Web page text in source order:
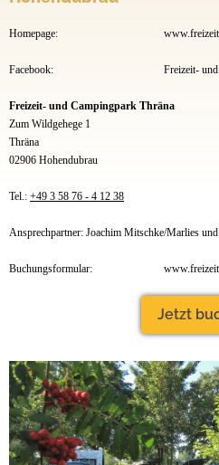
Homepage:
Facebook: Freizeit-
Freizeit- und Campingpark Thräna
Zum Wildgehege 1
Thräna
02906 Hohendubrau
Tel.: +49 3 58 76 - 4 12 38
Ansprechpartner: Joachim Mitschke/Marlies
Buchungsformular:
Jetzt